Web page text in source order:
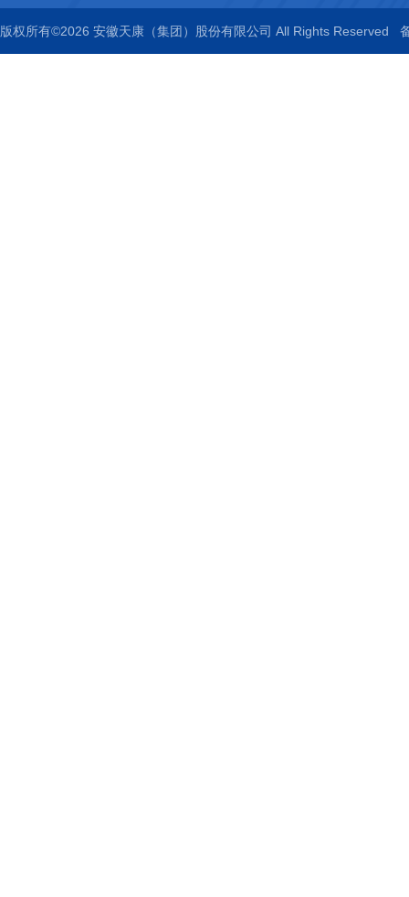
版权所有©2026 安徽天康（集团）股份有限公司 All Rights Reserved